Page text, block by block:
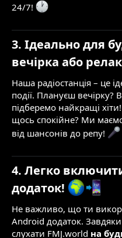
24/7!
3. Ідеально для
вечірка або
Наша радіостанція – це
події. Плануєш
підберемо найкращі
щось спокійне? Ми
від шансонів до репу!
4. Легко
додаток!
Не важливо, що ти
Android додаток.
слухати FMJ.world на